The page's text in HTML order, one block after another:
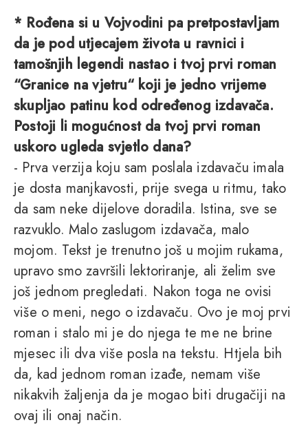
* Rođena si u Vojvodini pa pretpostavljam
da je pod utjecajem života u ravnici i
tamošnjih legendi nastao i tvoj prvi roman
“Granice na vjetru“ koji je jedno vrijeme
skupljao patinu kod određenog izdavača.
Postoji li mogućnost da tvoj prvi roman
uskoro ugleda svjetlo dana?
- Prva verzija koju sam poslala izdavaču imala
je dosta manjkavosti, prije svega u ritmu, tako
da sam neke dijelove doradila. Istina, sve se
razvuklo. Malo zaslugom izdavača, malo
mojom. Tekst je trenutno još u mojim rukama,
upravo smo završili lektoriranje, ali želim sve
još jednom pregledati. Nakon toga ne ovisi
više o meni, nego o izdavaču. Ovo je moj prvi
roman i stalo mi je do njega te me ne brine
mjesec ili dva više posla na tekstu. Htjela bih
da, kad jednom roman izađe, nemam više
nikakvih žaljenja da je mogao biti drugačiji na
ovaj ili onaj način.